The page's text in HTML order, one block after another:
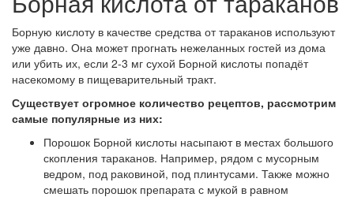
Борную кислоту в качестве средства от тараканов используют
уже давно. Она может прогнать нежеланных гостей из дома
или убить их, если 2-3 мг сухой Борной кислоты попадёт
насекомому в пищеварительный тракт.
Существует огромное количество рецептов, рассмотрим
самые популярные из них:
Порошок Борной кислоты насыпают в местах большого
скопления тараканов. Например, рядом с мусорным
ведром, под раковиной, под плинтусами. Также можно
смешать порошок препарата с мукой в равном